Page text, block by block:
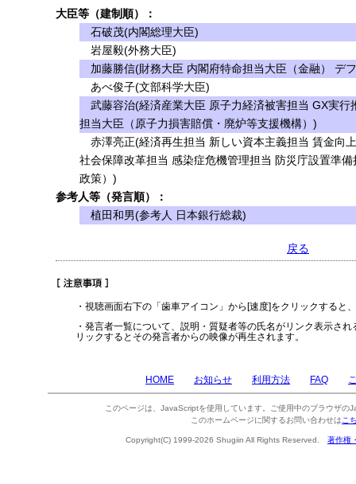
大臣等（建制順）：
石破茂(内閣総理大臣)
岩屋毅(外務大臣)
加藤勝信(財務大臣 内閣府特命担当大臣（金融） デ
あべ俊子(文部科学大臣)
武藤容治(経済産業大臣 原子力経済被害担当 GX実行
担当大臣（原子力損害賠償・廃炉等支援機構）)
赤澤亮正(経済再生担当 新しい資本主義担当 賃金向
社会保障改革担当 感染症危機管理担当 防災庁設置準
政策）)
参考人等（発言順）：
植田和男(参考人 日本銀行総裁)
戻る
・視聴画面右下の「歯車アイコン」から[速度]をクリックすると
・発言者一覧について、説明・質疑者等の氏名がリンク表示さ
リックするとその発言者からの映像が再生されます。
HOME お知らせ 利用方法 FAQ
このページは、JavaScriptを使用しています。ご使用中のブラウザの
このホームページに関するお問い合わせは こ
Copyright(C) 1999-2026 Shugiin All Rights Reserved. 著作権